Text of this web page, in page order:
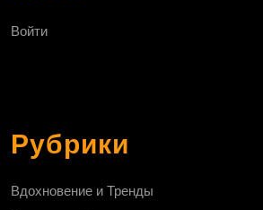
Войти
Рубрики
Вдохновение и Тренды